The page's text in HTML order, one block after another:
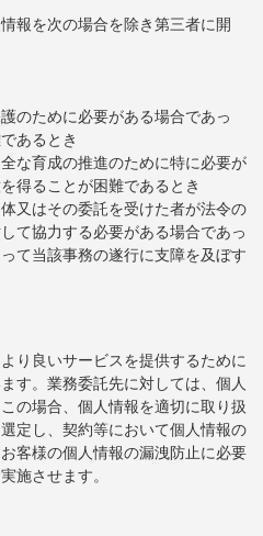
報を次の場合を除き第三者に開
のために必要がある場合であっ
あるとき
な育成の推進のために特に必要が
得ることが困難であるとき
又はその委託を受けた者が法令の
て協力する必要がある場合であっ
て当該事務の遂行に支障を及ぼす
り良いサービスを提供するために
す。業務委託先に対しては、個人
の場合、個人情報を適切に取り扱
定し、契約等において個人情報の
客様の個人情報の漏洩防止に必要
施させます。